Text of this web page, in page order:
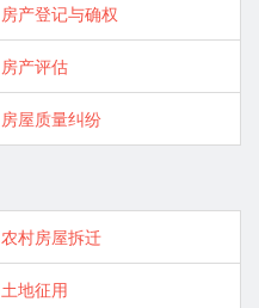
房产登记与确权
房产评估
房屋质量纠纷
农村房屋拆迁
土地征用